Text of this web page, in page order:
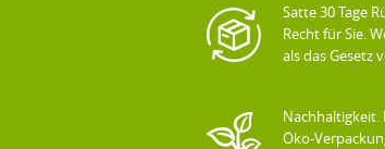
Satte 30 Tage
Recht für Sie.
als das Gesetz
Nachhaltigkeit.
Öko-